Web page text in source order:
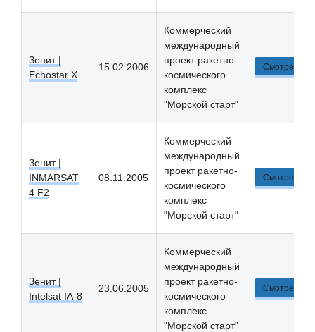
Зенит |
Echostar X
15.02.2006
Коммерческий
международный
проект ракетно-
космического
комплекс
"Морской старт"
Смотреть
Зенит |
INMARSAT
4 F2
08.11.2005
Коммерческий
международный
проект ракетно-
космического
комплекс
"Морской старт"
Смотреть
Зенит |
Intelsat IA-8
23.06.2005
Коммерческий
международный
проект ракетно-
космического
комплекс
"Морской старт"
Смотреть